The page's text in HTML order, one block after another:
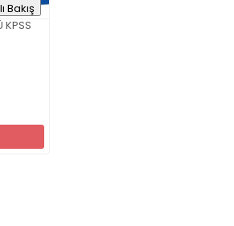
Bakış
KPSS